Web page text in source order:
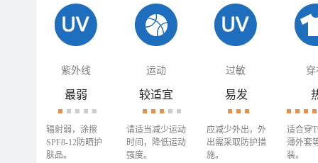
紫外线 运动 过敏 穿
最弱
辐射弱，涂擦
SPF8-12防晒护
肤品。
较适宜
请适当减少运动
时间，降低运动
强度。
易发
应减少外出，外
出需采取防护措
施。
适合穿
薄外套
装。